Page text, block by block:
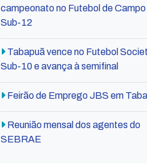
campeonato no Futebol de Campo
Sub-12
Tabapuã vence no Futebol
Sub-10 e avança à semifinal
Feirão de Emprego JBS em
Reunião mensal dos agentes do
SEBRAE